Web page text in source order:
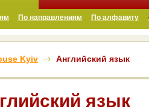
По направлениям По алфавиту
Kyiv Английский язык
язык